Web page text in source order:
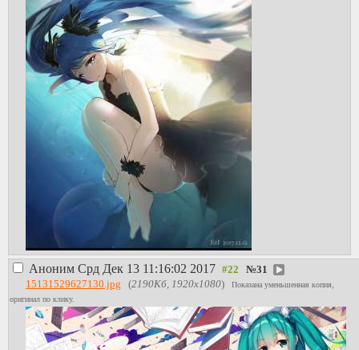
Аноним Срд Дек 13 11:16:02 2017 №31
15131529627130.jpg (2190Кб, 1920x1080)
Показана уменьшенная копия,
оригинал по клику.